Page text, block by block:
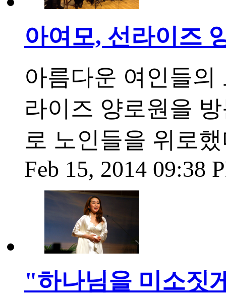
아여모, 선라이즈
아름다운 여인들의
라이즈 양로원을
로 노인들을 위로
Feb 15, 2014 09:38
"하나님을 미소짓